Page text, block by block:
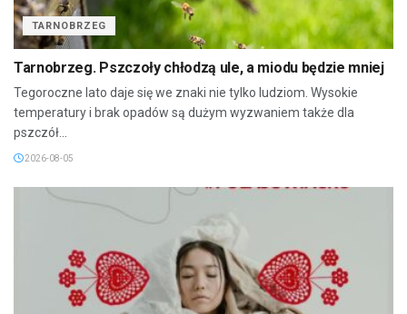
TARNOBRZEG
Tarnobrzeg. Pszczoły chłodzą ule, a miodu będzie mniej
Tegoroczne lato daje się we znaki nie tylko ludziom. Wysokie
temperatury i brak opadów są dużym wyzwaniem także dla
pszczół...
2026-08-05